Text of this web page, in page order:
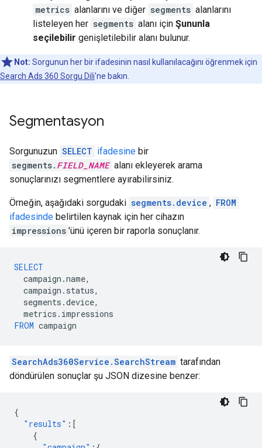
metrics alanlarını ve diğer segments alanlarını
listeleyen her segments alanı için Şununla
seçilebilir genişletilebilir alanı bulunur.
Not: Sorgunun her bir ifadesinin nasıl kullanılacağını öğrenmek için
Search Ads 360 Sorgu Dili'ne bakın.
Segmentasyon
Sorgunuzun SELECT ifadesine bir
segments. FIELD_NAME alanı ekleyerek arama
sonuçlarınızı segmentlere ayırabilirsiniz.
Örneğin, aşağıdaki sorgudaki segments.device , FROM
ifadesinde belirtilen kaynak için her cihazın
impressions 'ünü içeren bir raporla sonuçlanır.
SELECT
campaign .name,
campaign . status,
segments .device,
metrics . impressions
FROM campaign
SearchAds360Service.SearchStream tarafından
döndürülen sonuçlar şu JSON dizesine benzer:
{
"results" :[
{